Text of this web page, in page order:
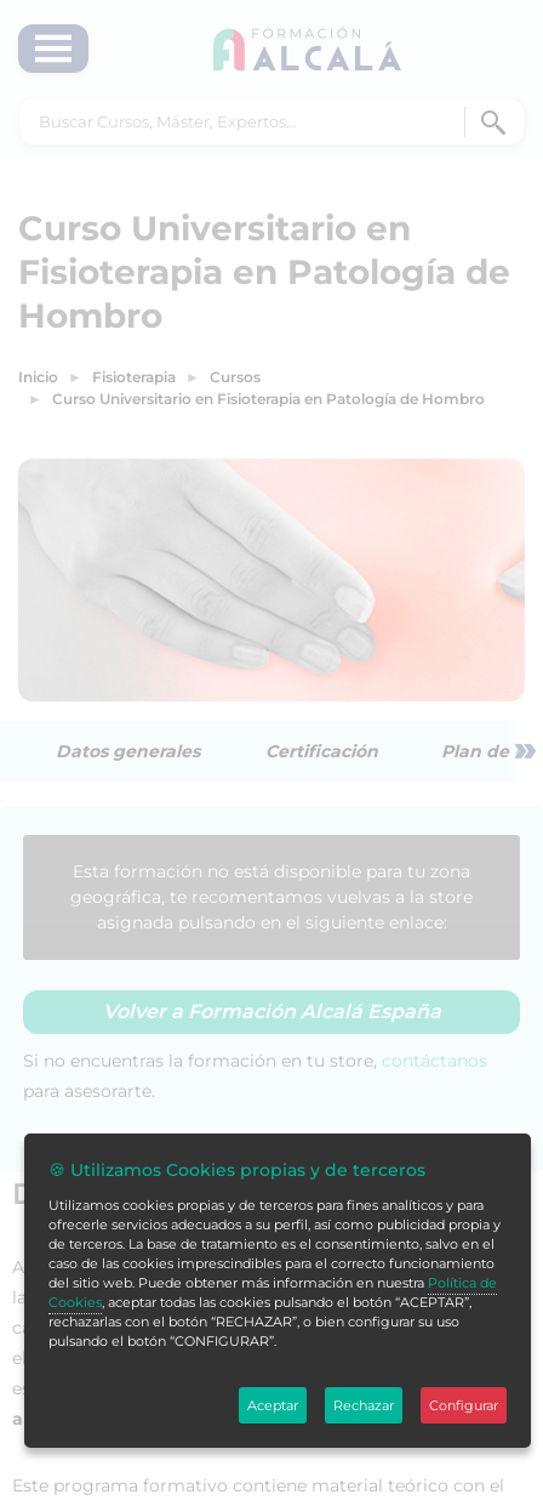
Curso Universitario en
Fisioterapia en Patología de
Hombro
Inicio Fisioterapia
Cursos
Curso Universitario en Fisioterapia en Patología de Hombro
Datos generales Certificación Plan de »
Datos generales
Actualmente,la articulación del hombroconstituye una de
las estructuras conmayor frecuencia de lesión, dadas sus
características anatómicas, su ubicación y sus relaciones con
el resto de elementos del cuerpo. En la mayoría de los casos,
este tipo de lesiones se suelentratar, rehabilitar y recuperar
a través de la fisioterapia
Este programa formativo contiene material teórico con el
Esta formación no está disponible para tu zona
geográfica, te recomentamos vuelvas a la store
asignada pulsando en el siguiente enlace:
Volver a Formación Alcalá España
Si no encuentras la formación en tu store, contáctanos
para asesorarte.
🍪 Utilizamos Cookies propias y de terceros
Utilizamos cookies propias y de terceros para fines analíticos y para
ofrecerle servicios adecuados a su perfil, así como publicidad propia y
de terceros. La base de tratamiento es el consentimiento, salvo en el
caso de las cookies imprescindibles para el correcto funcionamiento
del sitio web. Puede obtener más información en nuestra Política de
Cookies, aceptar todas las cookies pulsando el botón “ACEPTAR”,
rechazarlas con el botón “RECHAZAR”, o bien configurar su uso
pulsando el botón “CONFIGURAR”.
Aceptar Rechazar Configurar